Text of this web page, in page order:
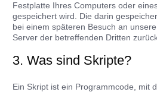
Festplatte Ihres Computers oder
gespeichert wird. Die darin
bei einem späteren Besuch an
Server der betreffenden Dritten
3. Was sind Skripte?
Ein Skript ist ein Programmcode, mit